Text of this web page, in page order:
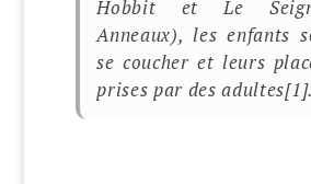
Hobbit etLe
Anneaux), les enfants
se coucher et leurs
prises par des adultes[1].